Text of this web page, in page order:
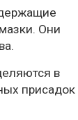
Они
в
присадок